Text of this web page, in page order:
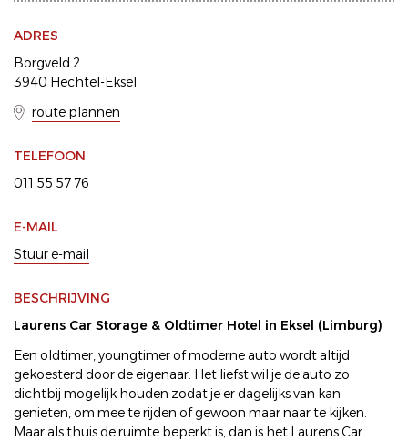
ADRES
Borgveld 2
3940 Hechtel-Eksel
route plannen
TELEFOON
011 55 57 76
E-MAIL
Stuur e-mail
BESCHRIJVING
Laurens Car Storage & Oldtimer Hotel in Eksel (Limburg)
Een oldtimer, youngtimer of moderne auto wordt altijd
gekoesterd door de eigenaar. Het liefst wil je de auto zo
dichtbij mogelijk houden zodat je er dagelijks van kan
genieten, om mee te rijden of gewoon maar naar te kijken.
Maar als thuis de ruimte beperkt is, dan is het Laurens Car